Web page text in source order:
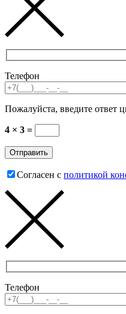
Телефон
Пожалуйста, введите ответ
4 × 3 =
Согласен с политикой
Телефон